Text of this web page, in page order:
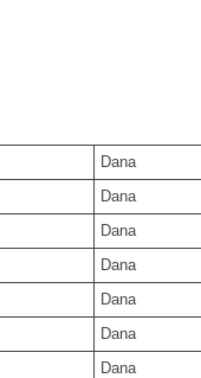
Dana
Dana
Dana
Dana
Dana
Dana
Dana